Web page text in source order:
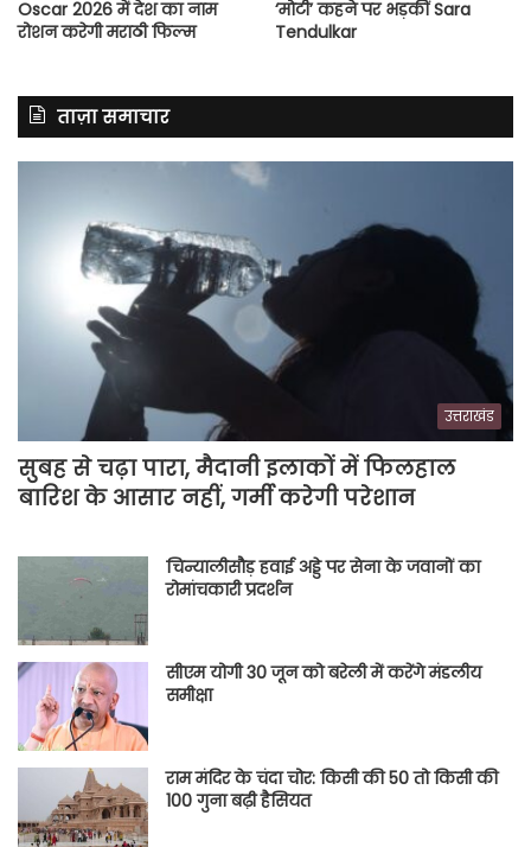
Oscar 2026 में देश का नाम
रोशन करेगी मराठी फिल्म
‘मोटी’ कहने पर भड़कीं Sara
Tendulkar
ताज़ा समाचार
उत्तराखंड
सुबह से चढ़ा पारा, मैदानी इलाकों में फिलहाल
बारिश के आसार नहीं, गर्मी करेगी परेशान
चिन्यालीसौड़ हवाई अड्डे पर सेना के जवानों का
रोमांचकारी प्रदर्शन
सीएम योगी 30 जून को बरेली में करेंगे मंडलीय
समीक्षा
राम मंदिर के चंदा चोर: किसी की 50 तो किसी की
100 गुना बढ़ी हैसियत